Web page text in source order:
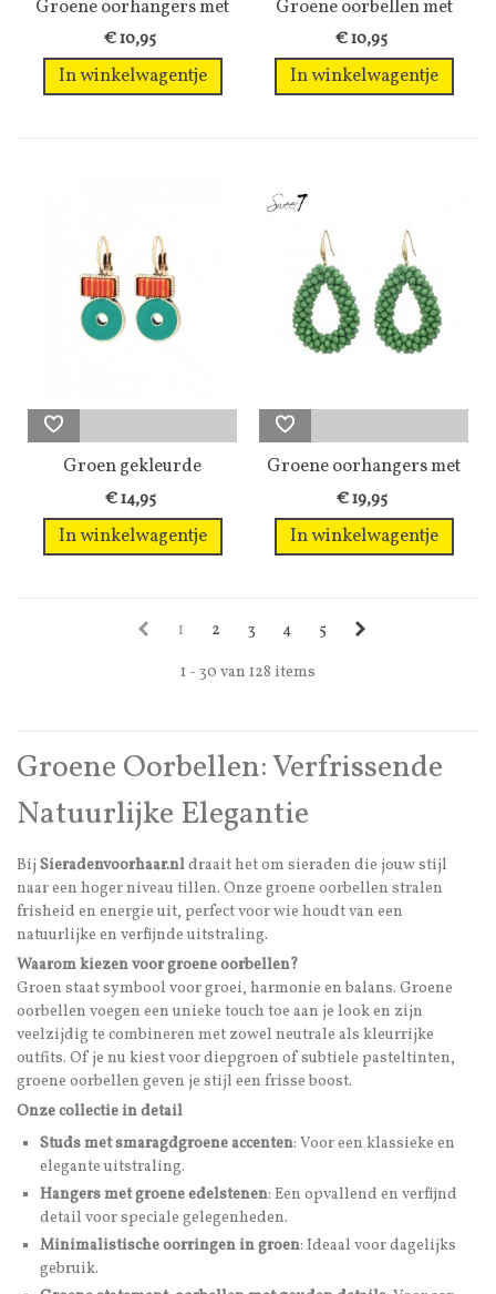
Groene oorhangers met
een...
€ 10,95
In winkelwagentje
Groene oorbellen met
een...
€ 10,95
In winkelwagentje
Groen gekleurde
oorbellen in...
€ 14,95
In winkelwagentje
Groene oorhangers met
glas kralen
€ 19,95
In winkelwagentje
1 2 3 4
5
1 - 30 van 128 items
Groene Oorbellen: Verfrissende
Natuurlijke Elegantie
Bij Sieradenvoorhaar.nldraait het om sieraden die jouw stijl
naar een hoger niveau tillen. Onze groene oorbellen stralen
frisheid en energie uit, perfect voor wie houdt van een
natuurlijke en verfijnde uitstraling.
Waarom kiezen voor groene oorbellen?
Groen staat symbool voor groei, harmonie en balans. Groene
oorbellen voegen een unieke touch toe aan je look en zijn
veelzijdig te combineren met zowel neutrale als kleurrijke
outfits. Of je nu kiest voor diepgroen of subtiele pasteltinten,
groene oorbellen geven je stijl een frisse boost.
Onze collectie in detail
Studs met smaragdgroene accenten: Voor een klassieke en
elegante uitstraling.
Hangers met groene edelstenen: Een opvallend en verfijnd
detail voor speciale gelegenheden.
Minimalistische oorringen in groen: Ideaal voor dagelijks
gebruik.